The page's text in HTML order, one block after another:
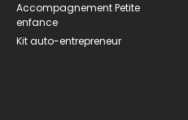
Accompagnement Petite
enfance
Kit auto-entrepreneur